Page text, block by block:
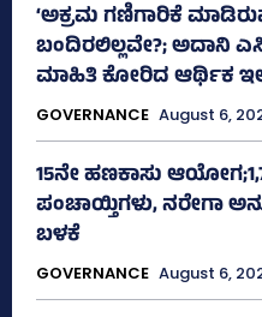
‘ಅಕ್ರಮ ಗಣಿಗಾರಿಕೆ
ಬಂದಿರಲಿಲ್ಲವೇ?; ಅದಾನಿ
ಮಾಹಿತಿ ಕೋರಿದ ಆರ್ಥಿಕ
GOVERNANCE August 6,
15ನೇ ಹಣಕಾಸು
ಪಂಚಾಯ್ತಿಗಳು, ನರೇಗಾ
ಬಳಕೆ
GOVERNANCE August 6,